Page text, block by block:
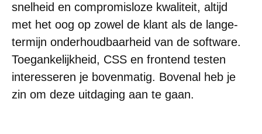
snelheid en compromisloze kwaliteit, altijd
met het oog op zowel de klant als de lange-
termijn onderhoudbaarheid van de software.
Toegankelijkheid, CSS en frontend testen
interesseren je bovenmatig. Bovenal heb je
zin om deze uitdaging aan te gaan.